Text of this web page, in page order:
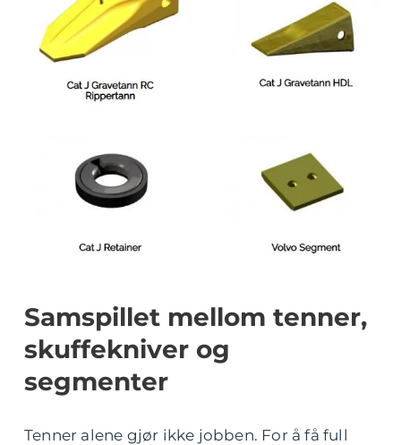
Samspillet mellom tenner,
skuffekniver og
segmenter
Tenner alene gjør ikke jobben. For å få full